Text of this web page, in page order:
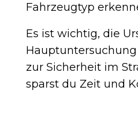
Fahrzeugtyp
Es ist wichtig, die
zur Sicherheit im
sparst du Zeit und